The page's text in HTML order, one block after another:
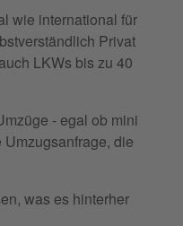
wie international für
Privat
LKWs bis zu 40
- egal ob mini
die
was es hinterher